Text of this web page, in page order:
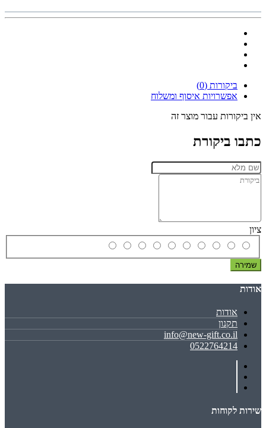
ביקורות (0)
אפשרויות איסוף ומשלוח
אין ביקורות עבור מוצר זה
כתבו ביקורת
ציון
שמירה
אודות
אודות
תקנון
info@new-gift.co.il
0522764214
שירות לקוחות